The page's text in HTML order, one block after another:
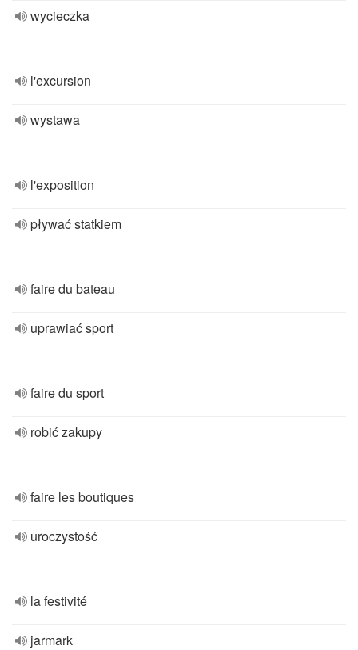
wycieczka
l'excursion
wystawa
l'exposition
pływać statkiem
faire du bateau
uprawiać sport
faire du sport
robić zakupy
faire les boutiques
uroczystość
la festivité
jarmark